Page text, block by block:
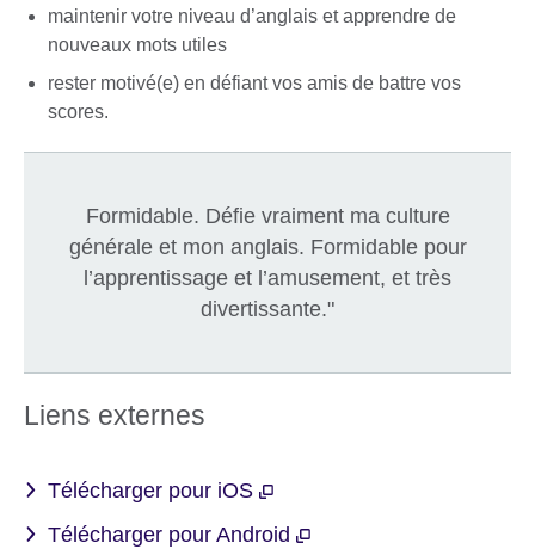
maintenir votre niveau d’anglais et apprendre de
nouveaux mots utiles
rester motivé(e) en défiant vos amis de battre vos
scores.
Formidable. Défie vraiment ma culture
générale et mon anglais. Formidable pour
l’apprentissage et l’amusement, et très
divertissante."
Liens externes
Télécharger pour iOS
Télécharger pour Android